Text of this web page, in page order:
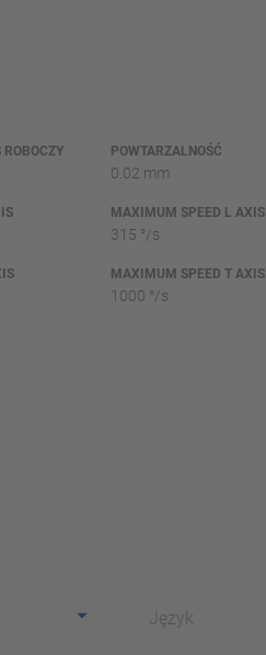
POWTARZALNOŚĆ
0.02 mm
MAXIMUM SPEED L AXIS
315 °/s
MAXIMUM SPEED T AXIS
1000 °/s
Język